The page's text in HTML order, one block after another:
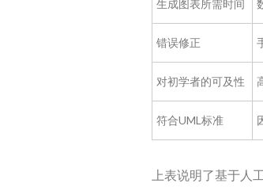
生成图表所需时间
错误修正
对初学者的可及性
符合UML标准
上表说明了基于人